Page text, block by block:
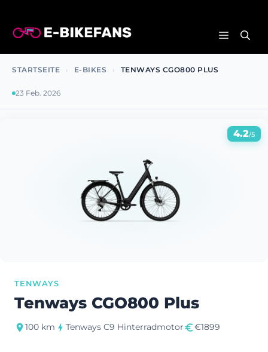
Inhalt
MENÜ
STARTSEITE › E-BIKES › TENWAYS CGO800 PLUS
23 Feb. 2026
4.2/5
TENWAYS
Tenways CGO800 Plus
100 km Tenways C9 Hinterradmotor €1899